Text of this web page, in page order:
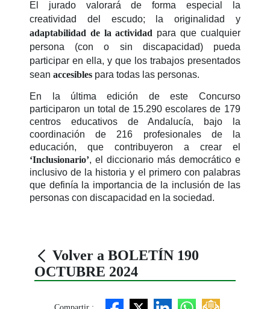
El jurado valorará de forma especial la
creatividad del escudo; la originalidad y
adaptabilidad de la actividad para que cualquier
persona (con o sin discapacidad) pueda
participar en ella, y que los trabajos presentados
sean accesibles para todas las personas.
En la última edición de este Concurso
participaron un total de 15.290 escolares de 179
centros educativos de Andalucía, bajo la
coordinación de 216 profesionales de la
educación, que contribuyeron a crear el
‘Inclusionario’, el diccionario más democrático e
inclusivo de la historia y el primero con palabras
que definía la importancia de la inclusión de las
personas con discapacidad en la sociedad.
Volver a BOLETÍN 190
OCTUBRE 2024